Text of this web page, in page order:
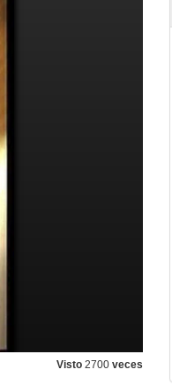
Visto 2700 veces